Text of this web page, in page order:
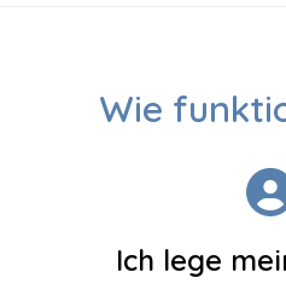
Wie
Ich lege